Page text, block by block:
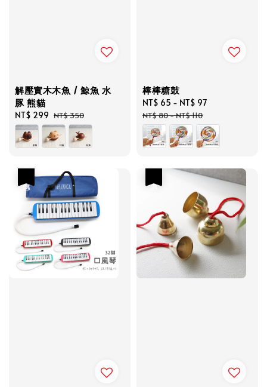
解壓實木木魚 / 鯨魚 水
豚 熊貓
Sale
price
NT$ 299 Regular
price
NT$ 350
棒棒糖鼓
Sale
price
NT$ 65 - NT$ 97
NT$ 80-NT$ 110